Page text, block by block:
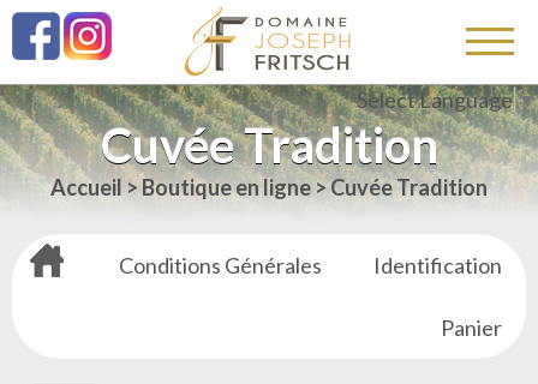
Select Language▼
Cuvée Tradition
Accueil > Boutique en ligne >Cuvée Tradition
Conditions Générales Identification
Panier